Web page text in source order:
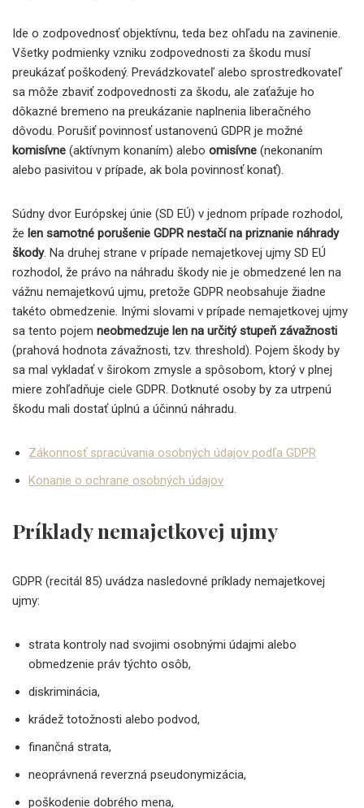
Ide o zodpovednosť objektívnu, teda bez ohľadu na zavinenie.
Všetky podmienky vzniku zodpovednosti za škodu musí
preukázať poškodený. Prevádzkovateľ alebo sprostredkovateľ
sa môže zbaviť zodpovednosti za škodu, ale zaťažuje ho
dôkazné bremeno na preukázanie naplnenia liberačného
dôvodu. Porušiť povinnosť ustanovenú GDPR je možné
komisívne (aktívnym konaním) alebo omisívne (nekonaním
alebo pasivitou v prípade, ak bola povinnosť konať).
Súdny dvor Európskej únie (SD EÚ) v jednom prípade rozhodol,
že len samotné porušenie GDPR nestačí na priznanie náhrady
škody. Na druhej strane v prípade nemajetkovej ujmy SD EÚ
rozhodol, že právo na náhradu škody nie je obmedzené len na
vážnu nemajetkovú ujmu, pretože GDPR neobsahuje žiadne
takéto obmedzenie. Inými slovami v prípade nemajetkovej ujmy
sa tento pojem neobmedzuje len na určitý stupeň závažnosti
(prahová hodnota závažnosti, tzv. threshold). Pojem škody by
sa mal vykladať v širokom zmysle a spôsobom, ktorý v plnej
miere zohľadňuje ciele GDPR. Dotknuté osoby by za utrpenú
škodu mali dostať úplnú a účinnú náhradu.
Zákonnosť spracúvania osobných údajov podľa GDPR
Konanie o ochrane osobných údajov
Príklady nemajetkovej ujmy
GDPR (recitál 85) uvádza nasledovné príklady nemajetkovej
ujmy:
strata kontroly nad svojimi osobnými údajmi alebo
obmedzenie práv týchto osôb,
diskriminácia,
krádež totožnosti alebo podvod,
finančná strata,
neoprávnená reverzná pseudonymizácia,
poškodenie dobrého mena,